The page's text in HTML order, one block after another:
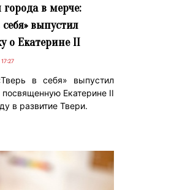
города в мерче:
себя» выпустил
о Екатерине II
в себя» выпустил
посвященную Екатерине II
в развитие Твери.